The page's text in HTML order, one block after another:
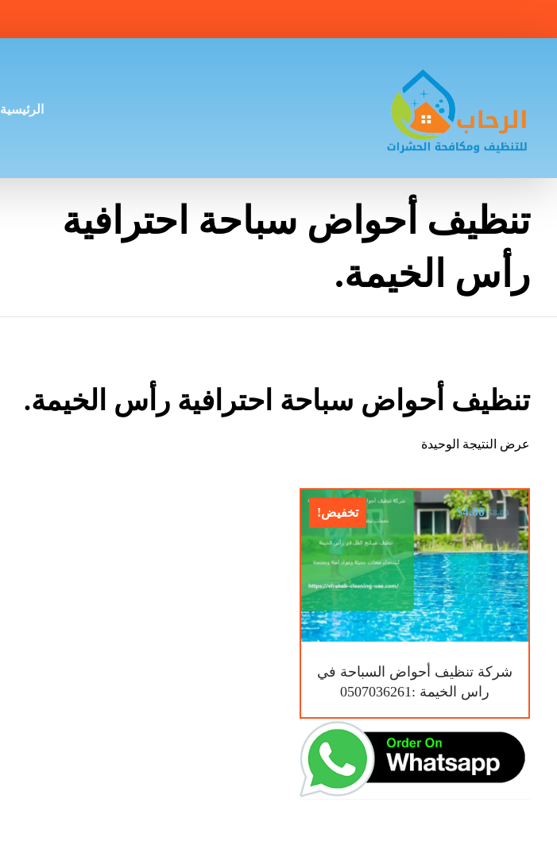
الرئيسية
تنظيف أحواض سباحة احترافية
رأس الخيمة.
تنظيف أحواض سباحة احترافية رأس الخيمة.
عرض النتيجة الوحيدة
تخفيض!
شركة تنظيف أحواض السباحة في
راس الخيمة :0507036261
$8.00
$4.00